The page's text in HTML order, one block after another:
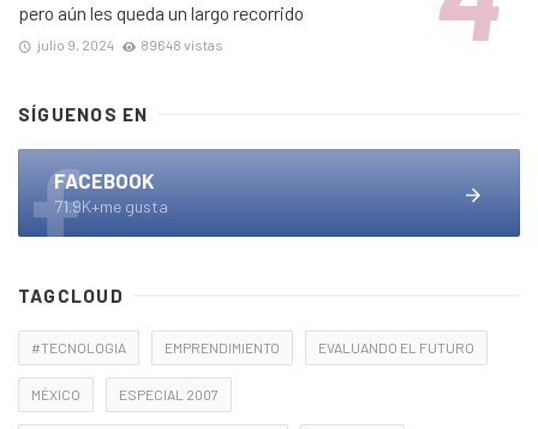
pero aún les queda un largo recorrido
julio 9, 2024 89648 vistas
SÍGUENOS EN
FACEBOOK
71.9K+me gusta
TAGCLOUD
#TECNOLOGIA EMPRENDIMIENTO EVALUANDO EL FUTURO
MÉXICO ESPECIAL 2007